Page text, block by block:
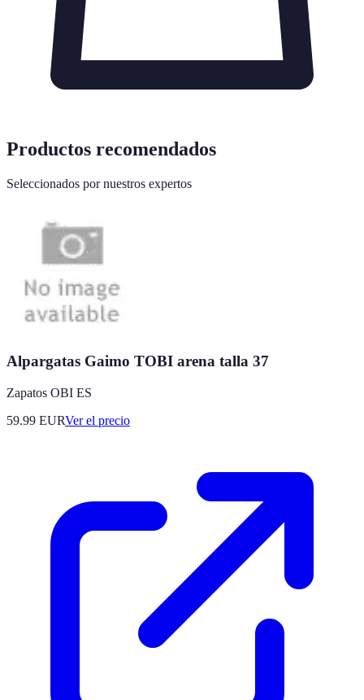
Productos recomendados
Seleccionados por nuestros expertos
Alpargatas Gaimo TOBI arena talla 37
Zapatos OBI ES
59.99 EURVer el precio